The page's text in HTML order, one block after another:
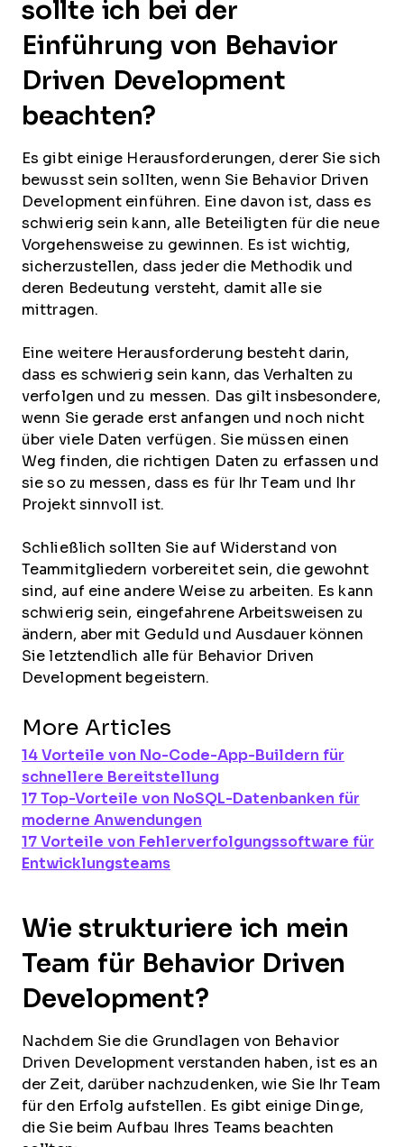
sollte ich bei der
Einführung von Behavior
Driven Development
beachten?
Es gibt einige Herausforderungen, derer Sie sich
bewusst sein sollten, wenn Sie Behavior Driven
Development einführen. Eine davon ist, dass es
schwierig sein kann, alle Beteiligten für die neue
Vorgehensweise zu gewinnen. Es ist wichtig,
sicherzustellen, dass jeder die Methodik und
deren Bedeutung versteht, damit alle sie
mittragen.
Eine weitere Herausforderung besteht darin,
dass es schwierig sein kann, das Verhalten zu
verfolgen und zu messen. Das gilt insbesondere,
wenn Sie gerade erst anfangen und noch nicht
über viele Daten verfügen. Sie müssen einen
Weg finden, die richtigen Daten zu erfassen und
sie so zu messen, dass es für Ihr Team und Ihr
Projekt sinnvoll ist.
Schließlich sollten Sie auf Widerstand von
Teammitgliedern vorbereitet sein, die gewohnt
sind, auf eine andere Weise zu arbeiten. Es kann
schwierig sein, eingefahrene Arbeitsweisen zu
ändern, aber mit Geduld und Ausdauer können
Sie letztendlich alle für Behavior Driven
Development begeistern.
More Articles
14 Vorteile von No-Code-App-Buildern für
schnellere Bereitstellung
17 Top-Vorteile von NoSQL-Datenbanken für
moderne Anwendungen
17 Vorteile von Fehlerverfolgungssoftware für
Entwicklungsteams
Wie strukturiere ich mein
Team für Behavior Driven
Development?
Nachdem Sie die Grundlagen von Behavior
Driven Development verstanden haben, ist es an
der Zeit, darüber nachzudenken, wie Sie Ihr Team
für den Erfolg aufstellen. Es gibt einige Dinge,
die Sie beim Aufbau Ihres Teams beachten